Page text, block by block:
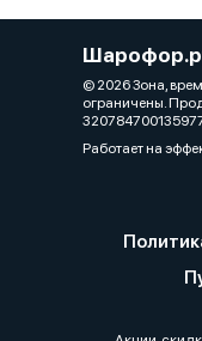
© 2026 Зона,
ограничены.
Работает на